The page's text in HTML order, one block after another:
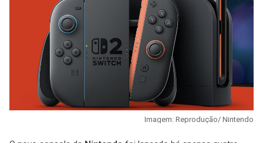
Imagem: Reprodução/ Nintendo